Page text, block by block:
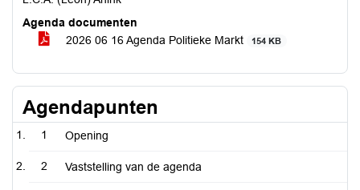
Agenda documenten
2026 06 16 Agenda Politieke Markt
154 KB
Agendapunten
1 Opening
2 Vaststelling van de agenda